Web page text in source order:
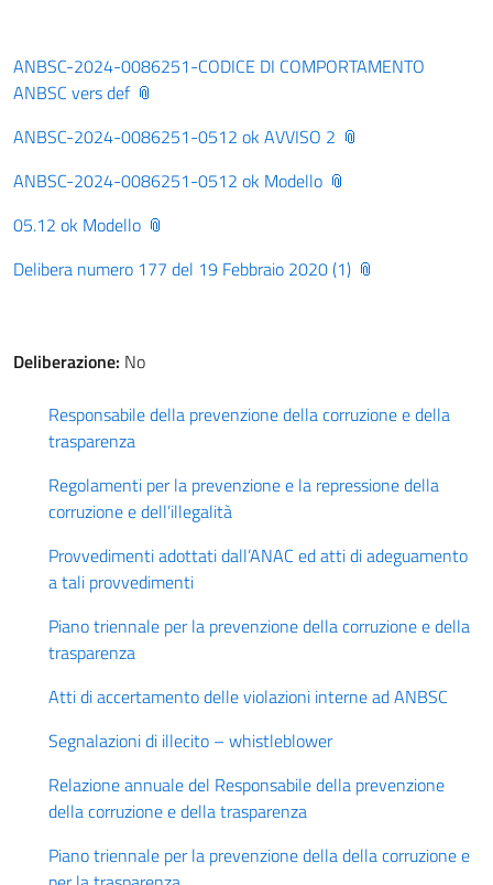
ANBSC-2024-0086251-CODICE DI COMPORTAMENTO
ANBSC vers def
ANBSC-2024-0086251-0512 ok AVVISO 2
ANBSC-2024-0086251-0512 ok Modello
05.12 ok Modello
Delibera numero 177 del 19 Febbraio 2020 (1)
Deliberazione: No
Responsabile della prevenzione della corruzione e della
trasparenza
Regolamenti per la prevenzione e la repressione della
corruzione e dell’illegalità
Provvedimenti adottati dall’ANAC ed atti di adeguamento
a tali provvedimenti
Piano triennale per la prevenzione della corruzione e della
trasparenza
Atti di accertamento delle violazioni interne ad ANBSC
Segnalazioni di illecito – whistleblower
Relazione annuale del Responsabile della prevenzione
della corruzione e della trasparenza
Piano triennale per la prevenzione della della corruzione e